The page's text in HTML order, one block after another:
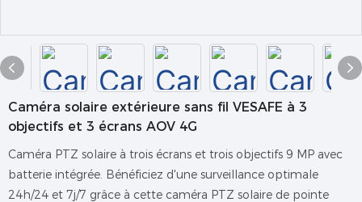
Caméra solaire extérieure sans fil VESAFE à 3
objectifs et 3 écrans AOV 4G
Caméra PTZ solaire à trois écrans et trois objectifs 9 MP avec
batterie intégrée. Bénéficiez d'une surveillance optimale
24h/24 et 7j/7 grâce à cette caméra PTZ solaire de pointe